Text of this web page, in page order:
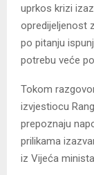
uprkos krizi
opredijeljenost
po pitanju
potrebu veće
Tokom
izvjestiocu
prepoznaju
prilikama
iz Vijeća